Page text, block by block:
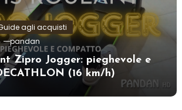
agli acquisti
pandan
Zipro Jogger: pieghevole e
(16 km/h)